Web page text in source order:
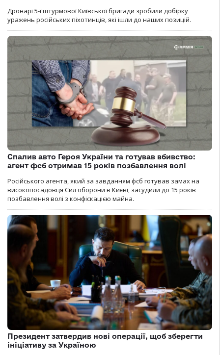
Дронарі 5-ї штурмової Київської бригади зробили добірку
уражень російських піхотинців, які ішли до наших позицій.
Спалив авто Героя України та готував вбивство:
агент фсб отримав 15 років позбавлення волі
Російського агента, який за завданням фсб готував замах на
високопосадовця Сил оборони в Києві, засудили до 15 років
позбавлення волі з конфіскацією майна.
Президент затвердив нові операції, щоб зберегти
ініціативу за Україною